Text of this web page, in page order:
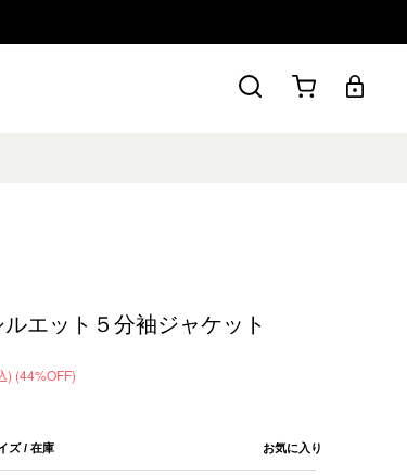
エット５分袖ジャケット
) (44%OFF)
ズ / 在庫 お気に入り